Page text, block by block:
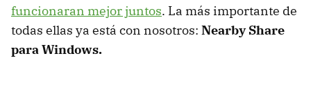
funcionaran mejor juntos. La más importante de
todas ellas ya está con nosotros: Nearby Share
para Windows.